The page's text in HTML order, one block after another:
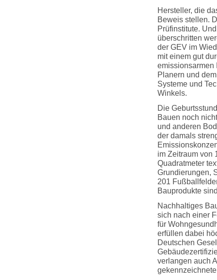
Hersteller, die
Beweis stellen.
Prüfinstitute.
überschritten
der GEV im
mit einem gut
emissionsarmen
Planern und
Systeme und
Winkels.
Die
Bauen noch
und anderen
der damals
im Zeitraum von
Quadratmeter
Grundierungen,
201
Bauprodukte
Nachhaltiges
sich nach einer
für
erfüllen dabei
Deutschen
verlangen auch